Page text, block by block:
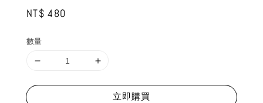
Regular
NT$ 480
數量
立即購買